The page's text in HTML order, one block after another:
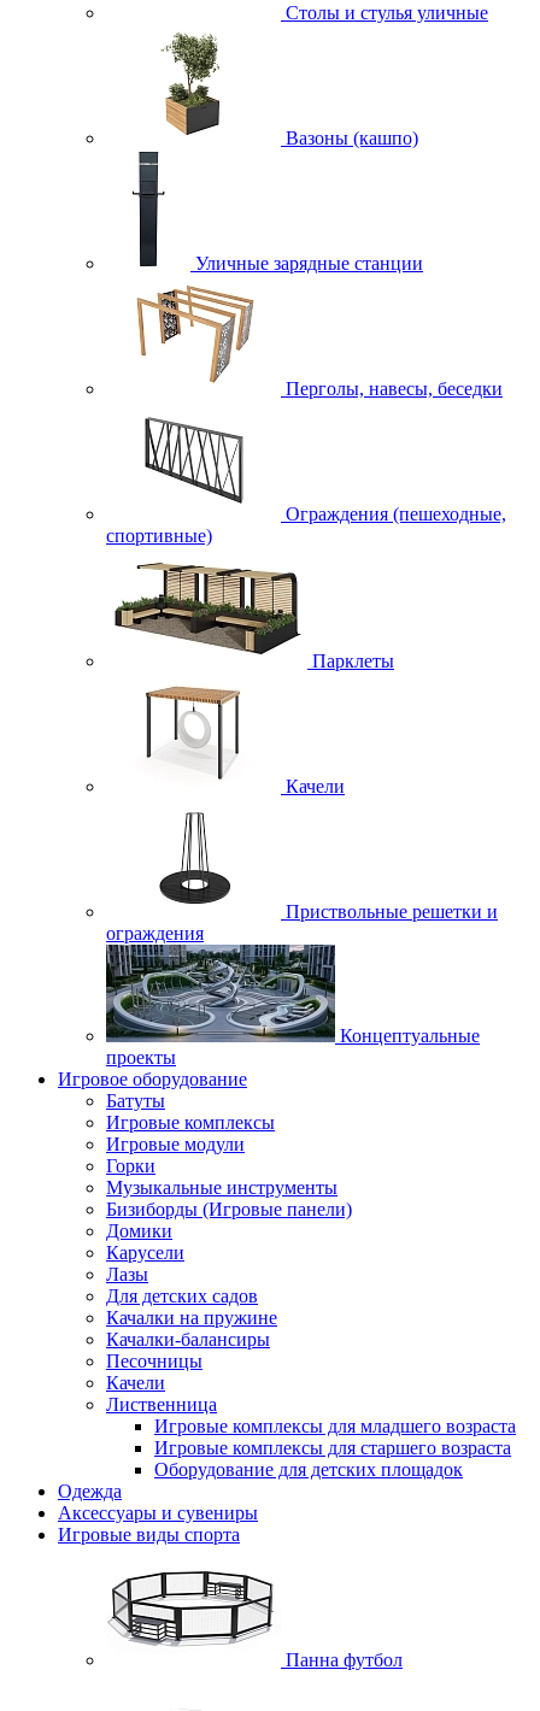
Столы и стулья уличные
Вазоны (кашпо)
Уличные зарядные станции
Перголы, навесы, беседки
Ограждения (пешеходные,
спортивные)
Парклеты
Качели
Приствольные решетки и
ограждения
Концептуальные
проекты
Игровое оборудование
Батуты
Игровые комплексы
Игровые модули
Горки
Музыкальные инструменты
Бизиборды (Игровые панели)
Домики
Карусели
Лазы
Для детских садов
Качалки на пружине
Качалки-балансиры
Песочницы
Качели
Лиственница
Игровые комплексы для младшего возраста
Игровые комплексы для старшего возраста
Оборудование для детских площадок
Одежда
Аксессуары и сувениры
Игровые виды спорта
Панна футбол